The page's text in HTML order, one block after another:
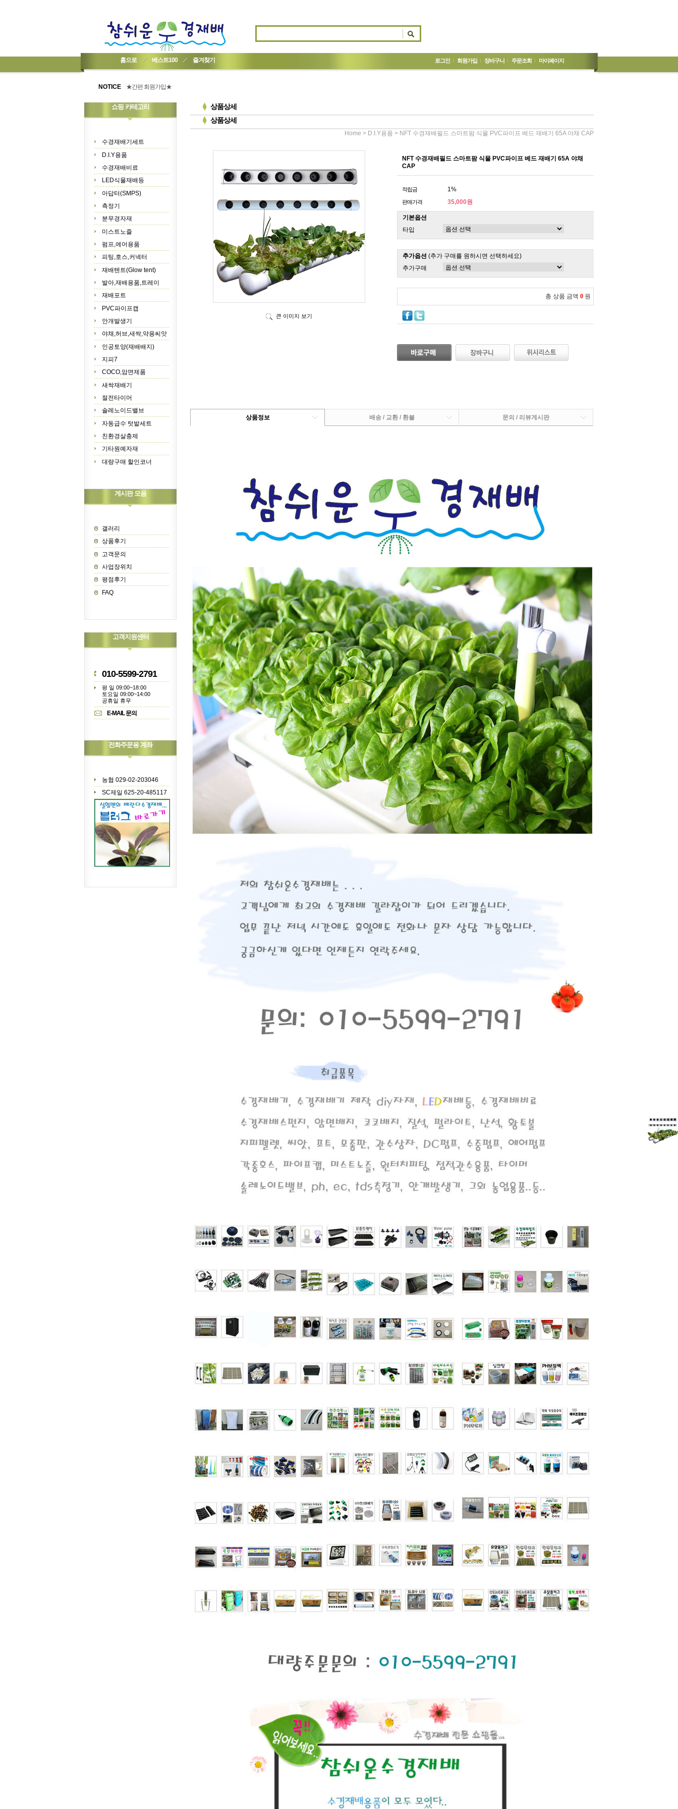
홈으로 베스트100 즐겨찾기 로그인 회원가입 장바구니 주문조회 마이페이지
NOTICE
★기업회원가입 방법..
★간편 회원가입★
쇼핑 카테고리
수경재배기세트
D.I.Y용품
수경재배비료
LED식물재배등
아답터(SMPS)
측정기
분무경자재
미스트노즐
펌프,에어용품
피팅,호스,커넥터
재배텐트(Glow tent)
발아,재배용품,트레이
재배포트
PVC파이프캡
안개발생기
야채,허브,새싹,약용씨앗
인공토양(재배배지)
지피7
COCO,암면제품
새싹재배기
절전타이머
솔레노이드밸브
자동급수 텃밭세트
친환경살충제
기타원예자재
대량구매 할인코너
게시판 모음
갤러리
상품후기
고객문의
사업장위치
평점후기
FAQ
고객지원센터
010-5599-2791
평 일 09:00~18:00
토요일 09:00~14:00
공휴일 휴무
E-MAIL 문의
전화주문용 계좌
농협 029-02-203046
SC제일 625-20-485117
상품상세
상품상세
Home > D.I.Y용품 > NFT 수경재배필드 스마트팜 식물 PVC파이프 베드 재배기 65A 야채 CAP
큰 이미지 보기
NFT 수경재배필드 스마트팜 식물 PVC파이프 베드 재배기 65A 야채
CAP
적립금 1%
판매가격 35,000원
기본옵션
타입
추가옵션 (추가 구매를 원하시면 선택하세요)
추가구매
총 상품 금액 0 원
상품정보 배송 / 교환 / 환불 문의 / 리뷰게시판